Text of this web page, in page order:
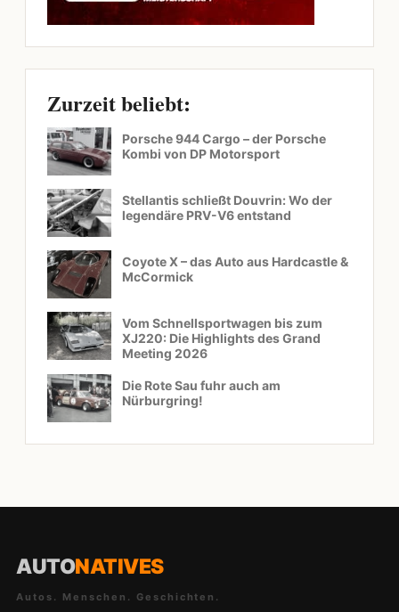
Zurzeit beliebt:
Porsche 944 Cargo – der Porsche
Kombi von DP Motorsport
Stellantis schließt Douvrin: Wo der
legendäre PRV-V6 entstand
Coyote X – das Auto aus Hardcastle &
McCormick
Vom Schnellsportwagen bis zum
XJ220: Die Highlights des Grand
Meeting 2026
Die Rote Sau fuhr auch am
Nürburgring!
AUTONATIVES
Autos. Menschen. Geschichten.